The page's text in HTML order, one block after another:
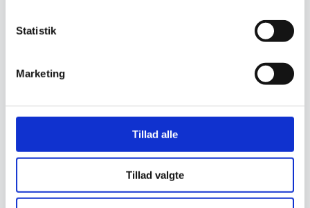
Statistik
Marketing
Tillad alle
Tillad valgte
Trafiksikkerhed
Pullert
Trafikspejle
Vejmarkering
Vejmaling
Vaskeri Produkter
Vedligeholdelsesprodukter